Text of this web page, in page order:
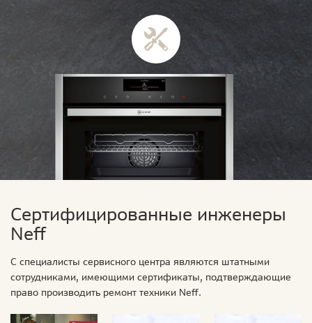
Сертифицированные инженеры
Neff
С специалисты сервисного центра являются штатными
сотрудниками, имеющими сертификаты, подтверждающие
право производить ремонт техники Neff.